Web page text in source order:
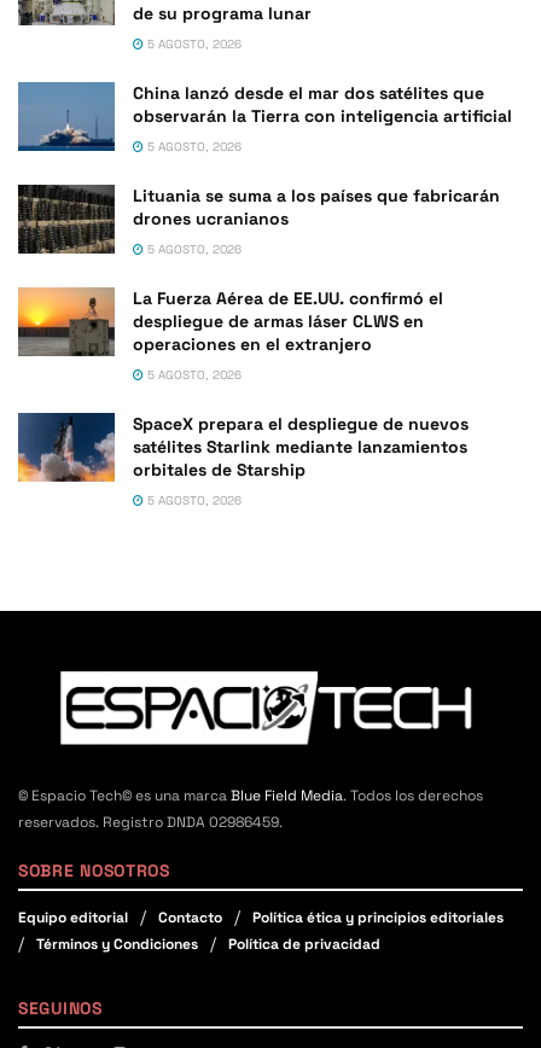
de su programa lunar
5 AGOSTO, 2026
China lanzó desde el mar dos satélites que
observarán la Tierra con inteligencia artificial
5 AGOSTO, 2026
Lituania se suma a los países que fabricarán
drones ucranianos
5 AGOSTO, 2026
La Fuerza Aérea de EE.UU. confirmó el
despliegue de armas láser CLWS en
operaciones en el extranjero
5 AGOSTO, 2026
SpaceX prepara el despliegue de nuevos
satélites Starlink mediante lanzamientos
orbitales de Starship
5 AGOSTO, 2026
© Espacio Tech© es una marcaBlue Field Media. Todos los derechos
reservados. Registro DNDA 02986459.
SOBRE NOSOTROS
Equipo editorial Contacto
Política ética y principios editoriales
Términos y Condiciones
Política de privacidad
SEGUINOS